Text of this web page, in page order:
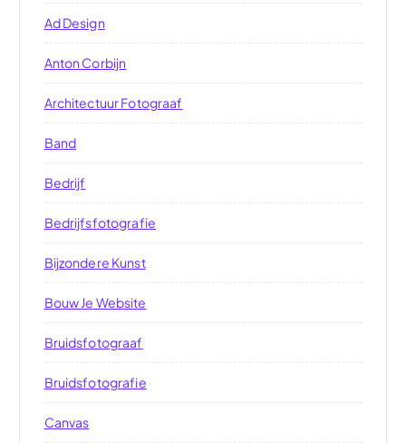
Ad Design
Anton Corbijn
Architectuur Fotograaf
Band
Bedrijf
Bedrijfsfotografie
Bijzondere Kunst
Bouw Je Website
Bruidsfotograaf
Bruidsfotografie
Canvas